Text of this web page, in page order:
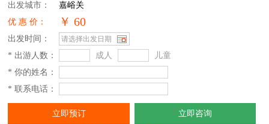
出发城市：
嘉峪关
优 惠 价：
￥ 60
出发时间：
* 出游人数：
成人
儿童
* 你的姓名：
* 联系电话：
立即预订 立即咨询